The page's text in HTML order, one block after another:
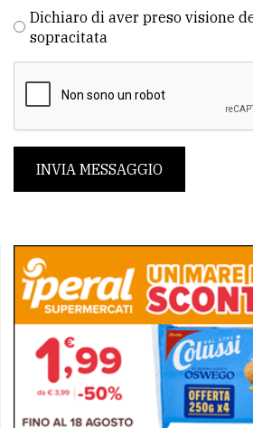
Dichiaro di aver preso visione
sopracitata
INVIA MESSAGGIO